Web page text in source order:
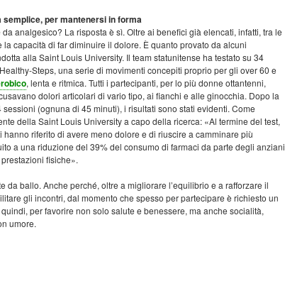
semplice, per mantenersi in forma
analgesico? La risposta è sì. Oltre ai benefici già elencati, infatti, tra le
capacità di far diminuire il dolore. È quanto provato da alcuni
alla Saint Louis University. Il team statunitense ha testato su 34
Steps, una serie di movimenti concepiti proprio per gli over 60 e
, lenta e ritmica. Tutti i partecipanti, per lo più donne ottantenni,
dolori articolari di vario tipo, ai fianchi e alle ginocchia. Dopo la
(ognuna di 45 minuti), i risultati sono stati evidenti. Come
della Saint Louis University a capo della ricerca: «Al termine del test,
riferito di avere meno dolore e di riuscire a camminare più
a una riduzione del 39% del consumo di farmaci da parte degli anziani
fisiche».
da ballo. Anche perché, oltre a migliorare l’equilibrio e a rafforzare il
gli incontri, dal momento che spesso per partecipare è richiesto un
per favorire non solo salute e benessere, ma anche socialità,
umore.